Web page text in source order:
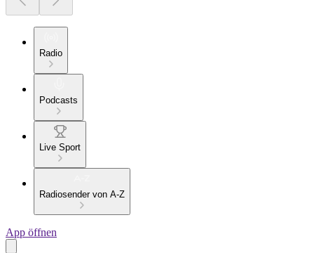
Radio
Podcasts
Live Sport
Radiosender von A-Z
App öffnen